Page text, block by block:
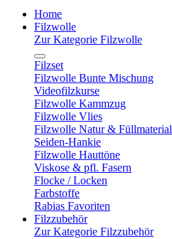
Home
Filzwolle
Zur Kategorie Filzwolle
Filzset
Filzwolle Bunte Mischung
Videofilzkurse
Filzwolle Kammzug
Filzwolle Vlies
Filzwolle Natur & Füllmaterial
Seiden-Hankie
Filzwolle Hauttöne
Viskose & pfl. Fasern
Flocke / Locken
Farbstoffe
Rabias Favoriten
Filzzubehör
Zur Kategorie Filzzubehör